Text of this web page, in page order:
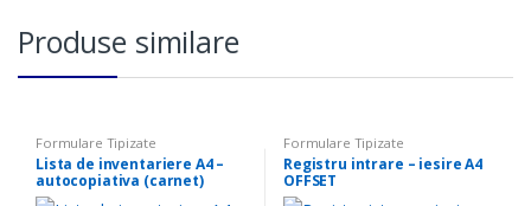
Produse similare
Formulare Tipizate
Lista de inventariere A4 –
autocopiativa (carnet)
Formulare Tipizate
Registru intrare – iesire A4
OFFSET